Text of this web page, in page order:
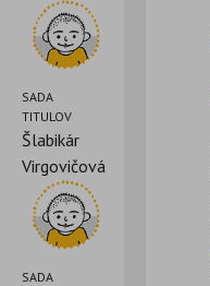
SADA
TITULOV
Šlabikár
Virgovičová
SADA